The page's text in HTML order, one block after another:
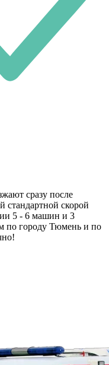
сразу после
стандартной скорой
5 - 6 машин и 3
по городу Тюмень и по